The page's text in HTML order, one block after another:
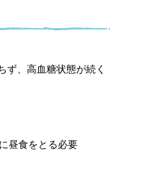
ず、高血糖状態が続く
昼食をとる必要